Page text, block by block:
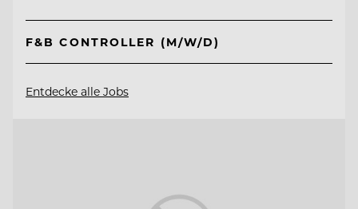
F&B CONTROLLER (M/W/D)
Entdecke alle Jobs